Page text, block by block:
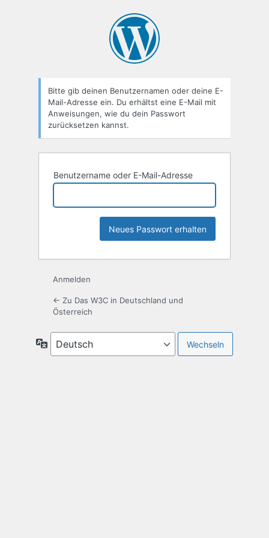
Bitte gib deinen Benutzernamen oder deine E-
Mail-Adresse ein. Du erhältst eine E-Mail mit
Anweisungen, wie du dein Passwort
zurücksetzen kannst.
Benutzername oder E-Mail-Adresse
Anmelden
← Zu Das W3C in Deutschland und
Österreich
Sprache